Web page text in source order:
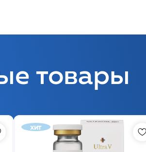
товары
хит